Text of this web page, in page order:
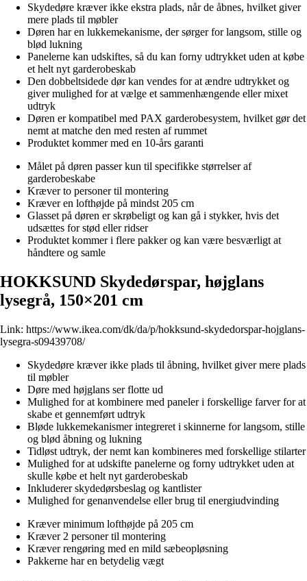
Skydedøre kræver ikke ekstra plads, når de åbnes, hvilket giver
mere plads til møbler
Døren har en lukkemekanisme, der sørger for langsom, stille og
blød lukning
Panelerne kan udskiftes, så du kan forny udtrykket uden at købe
et helt nyt garderobeskab
Den dobbeltsidede dør kan vendes for at ændre udtrykket og
giver mulighed for at vælge et sammenhængende eller mixet
udtryk
Døren er kompatibel med PAX garderobesystem, hvilket gør det
nemt at matche den med resten af rummet
Produktet kommer med en 10-års garanti
Målet på døren passer kun til specifikke størrelser af
garderobeskabe
Kræver to personer til montering
Kræver en lofthøjde på mindst 205 cm
Glasset på døren er skrøbeligt og kan gå i stykker, hvis det
udsættes for stød eller ridser
Produktet kommer i flere pakker og kan være besværligt at
håndtere og samle
HOKKSUND Skydedørspar, højglans
lysegrå, 150×201 cm
Link: https://www.ikea.com/dk/da/p/hokksund-skydedorspar-hojglans-
lysegra-s09439708/
Skydedøre kræver ikke plads til åbning, hvilket giver mere plads
til møbler
Døre med højglans ser flotte ud
Mulighed for at kombinere med paneler i forskellige farver for at
skabe et gennemført udtryk
Bløde lukkemekanismer integreret i skinnerne for langsom, stille
og blød åbning og lukning
Tidløst udtryk, der nemt kan kombineres med forskellige stilarter
Mulighed for at udskifte panelerne og forny udtrykket uden at
skulle købe et helt nyt garderobeskab
Inkluderer skydedørsbeslag og kantlister
Mulighed for genanvendelse eller brug til energiudvinding
Kræver minimum lofthøjde på 205 cm
Kræver 2 personer til montering
Kræver rengøring med en mild sæbeopløsning
Pakkerne har en betydelig vægt